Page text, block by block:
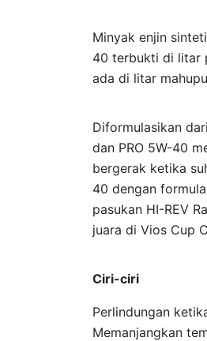
Minyak enjin
40 terbukti di litar
ada di litar
Diformulasikan
dan PRO 5W-40
bergerak ketika
40 dengan
pasukan HI-REV
juara di Vios Cup
Ciri-ciri
Perlindungan
Memanjangkan